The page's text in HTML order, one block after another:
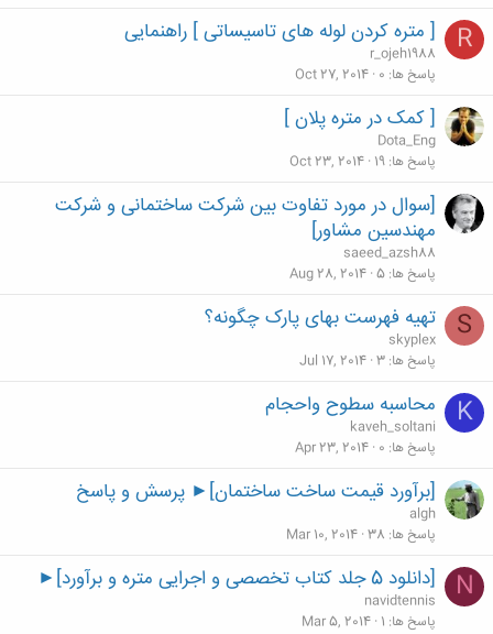
R [ متره کردن لوله های تاسیساتی ] راهنمایی
r_ojeh1988
پاسخ ها 0
Oct 27, 2014
[ کمک در متره پلان ]
Dota_Eng
پاسخ ها 19
Oct 23, 2014
[سوال در مورد تفاوت بین شرکت ساختمانی و شرکت
مهندسین مشاور]
saeed_azsh88
پاسخ ها 5
Aug 28, 2014
S تهیه فهرست بهای پارک چگونه؟
skyplex
پاسخ ها 3
Jul 17, 2014
K محاسبه سطوح واحجام
kaveh_soltani
پاسخ ها 0
Apr 23, 2014
[برآورد قیمت ساخت ساختمان]► پرسش و پاسخ
algh
پاسخ ها 38
Mar 10, 2014
N [دانلود 5 جلد کتاب تخصصی و اجرایی متره و برآورد]►
navidtennis
پاسخ ها 1
Mar 5, 2014